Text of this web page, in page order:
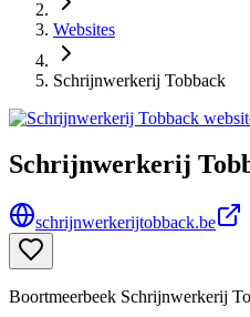
Websites
Schrijnwerkerij Tobback
Schrijnwerkerij
schrijnwerkerijtobback.be
Boortmeerbeek Schrijnwerkerij